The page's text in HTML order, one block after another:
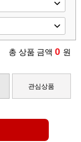
총 상품 금액 0 원
관심상품